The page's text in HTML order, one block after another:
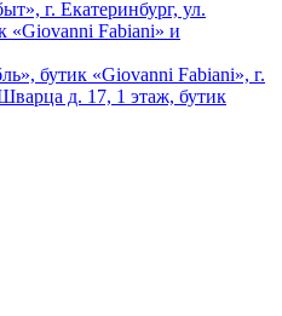
г. Екатеринбург, ул.
«Giovanni Fabiani» и
бутик «Giovanni Fabiani», г.
д. 17, 1 этаж, бутик